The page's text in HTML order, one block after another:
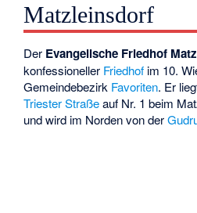
Matzleinsdorf
Der Evangelische Friedhof
konfessioneller Friedhof im 10.
Gemeindebezirk Favoriten. Er
Triester Straßeauf Nr. 1 beim
und wird im Norden von der